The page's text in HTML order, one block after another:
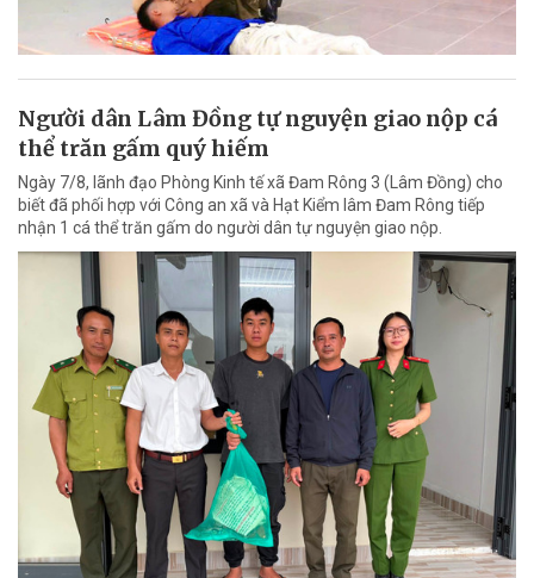
Người dân Lâm Đồng tự nguyện giao nộp cá
thể trăn gấm quý hiếm
Ngày 7/8, lãnh đạo Phòng Kinh tế xã Đam Rông 3 (Lâm Đồng) cho
biết đã phối hợp với Công an xã và Hạt Kiểm lâm Đam Rông tiếp
nhận 1 cá thể trăn gấm do người dân tự nguyện giao nộp.